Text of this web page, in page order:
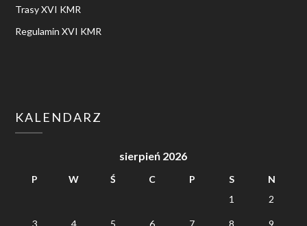
Trasy XVI KMR
Regulamin XVI KMR
KALENDARZ
sierpień 2026
P W Ś C P S
N
1
2